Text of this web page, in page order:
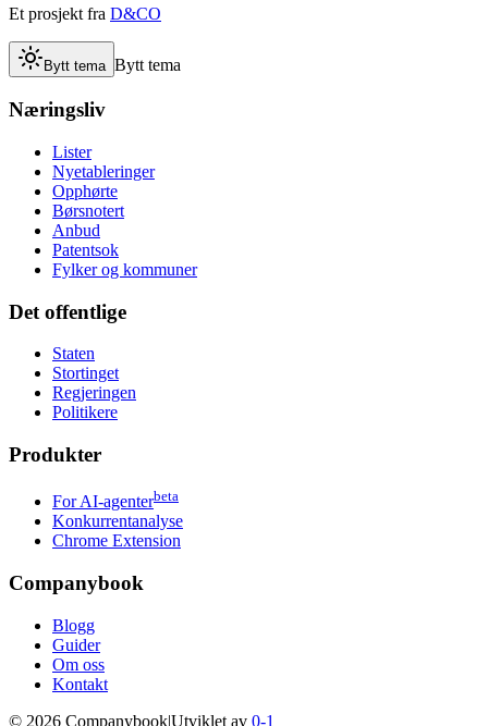
Et prosjekt fra D&CO
Bytt tema Bytt tema
Næringsliv
Lister
Nyetableringer
Opphørte
Børsnotert
Anbud
Patentsok
Fylker og kommuner
Det offentlige
Staten
Stortinget
Regjeringen
Politikere
Produkter
For AI-agenterbeta
Konkurrentanalyse
Chrome Extension
Companybook
Blogg
Guider
Om oss
Kontakt
© 2026 Companybook|Utviklet av 0-1